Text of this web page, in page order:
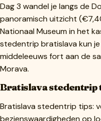
Dag 3 wandel je langs de
panoramisch uitzicht
Nationaal Museum in het
stedentrip bratislava kun
middeleeuws fort aan de
Morava.
Bratislava stedentrip
Bratislava stedentrip tips:
bezienswaardigheden op